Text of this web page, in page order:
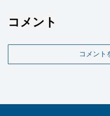
コメント
コメント